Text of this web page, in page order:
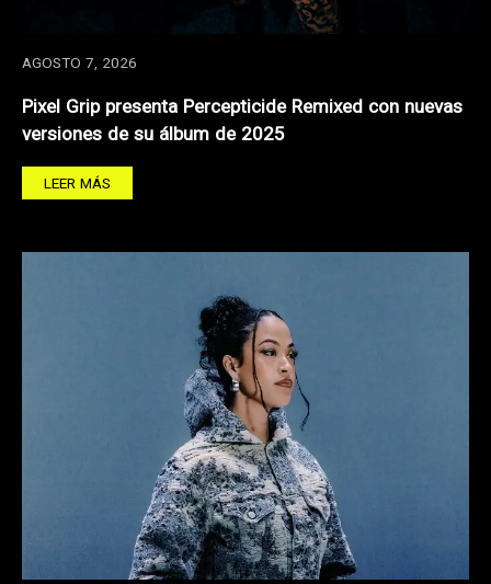
AGOSTO 7, 2026
Pixel Grip presenta Percepticide Remixed con nuevas
versiones de su álbum de 2025
LEER MÁS